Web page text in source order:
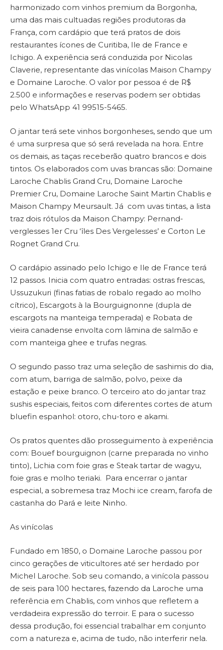
harmonizado com vinhos premium da Borgonha,
uma das mais cultuadas regiões produtoras da
França, com cardápio que terá pratos de dois
restaurantes ícones de Curitiba, Ile de France e
Ichigo. A experiência será conduzida por Nicolas
Claverie, representante das vinícolas Maison Champy
e Domaine Laroche. O valor por pessoa é de R$
2.500 e informações e reservas podem ser obtidas
pelo WhatsApp 41 99515-5465.
O jantar terá sete vinhos borgonheses, sendo que um
é uma surpresa que só será revelada na hora. Entre
os demais, as taças receberão quatro brancos e dois
tintos. Os elaborados com uvas brancas são: Domaine
Laroche Chablis Grand Cru, Domaine Laroche
Premier Cru, Domaine Laroche Saint Martin Chablis e
Maison Champy Meursault. Já com uvas tintas, a lista
traz dois rótulos da Maison Champy: Pernand-
verglesses 1er Cru ‘îles Des Vergelesses’ e Corton Le
Rognet Grand Cru.
O cardápio assinado pelo Ichigo e Ile de France terá
12 passos. Inicia com quatro entradas: ostras frescas,
Ussuzukuri (finas fatias de robalo regado ao molho
cítrico), Escargots à la Bourguignonne (dupla de
escargots na manteiga temperada) e Robata de
vieira canadense envolta com lâmina de salmão e
com manteiga ghee e trufas negras.
O segundo passo traz uma seleção de sashimis do dia,
com atum, barriga de salmão, polvo, peixe da
estação e peixe branco. O terceiro ato do jantar traz
sushis especiais, feitos com diferentes cortes de atum
bluefin espanhol: otoro, chu-toro e akami.
Os pratos quentes dão prosseguimento à experiência
com: Bouef bourguignon (carne preparada no vinho
tinto), Lichia com foie gras e Steak tartar de wagyu,
foie gras e molho teriaki. Para encerrar o jantar
especial, a sobremesa traz Mochi ice cream, farofa de
castanha do Pará e leite Ninho.
As vinícolas
Fundado em 1850, o Domaine Laroche passou por
cinco gerações de viticultores até ser herdado por
Michel Laroche. Sob seu comando, a vinícola passou
de seis para 100 hectares, fazendo da Laroche uma
referência em Chablis, com vinhos que refletem a
verdadeira expressão do terroir. E para o sucesso
dessa produção, foi essencial trabalhar em conjunto
com a natureza e, acima de tudo, não interferir nela.